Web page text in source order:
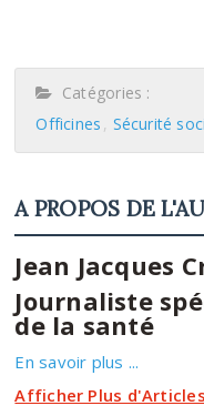
Catégories :
Officines
Sécurité
A PROPOS DE
Jean Jacques
Journaliste
de la santé
En savoir plus ...
Afficher Plus d'Articles